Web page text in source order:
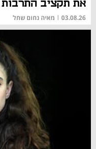
את תקציב התרבות
03.08.26
| מאיה נחום שחל